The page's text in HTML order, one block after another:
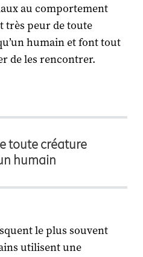
au comportement
très peur de toute
humain et font tout
de les rencontrer.
toute créature
humain
le plus souvent
utilisent une